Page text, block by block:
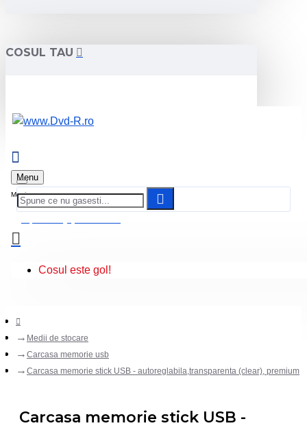
COSUL TAU
Menu
Cosul este gol!
Medii de stocare
Carcasa memorie usb
Carcasa memorie stick USB - autoreglabila,transparenta (clear), premium
Carcasa memorie stick USB -